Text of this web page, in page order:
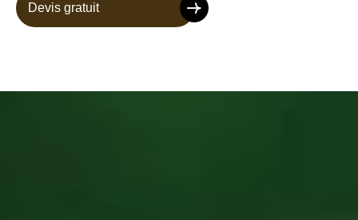
Devis gratuit